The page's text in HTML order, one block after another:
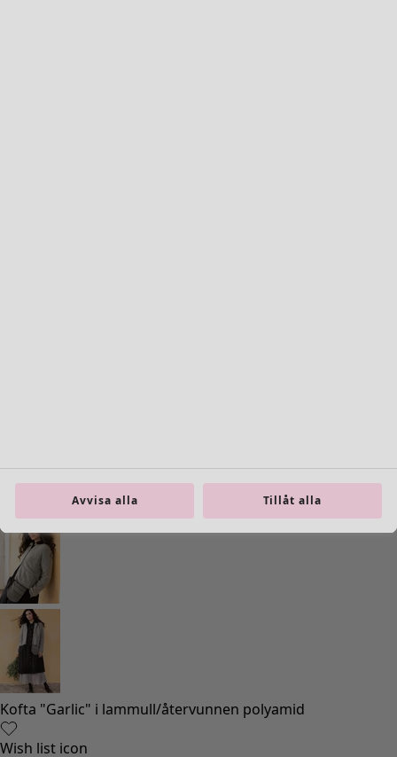
Inredning
Nyheter
All inredning
Gardiner
Kuddar & kuddfodral
Mattor
Frotté
Böcker
Tidigare favoriter
Avvisa alla Tillåt alla